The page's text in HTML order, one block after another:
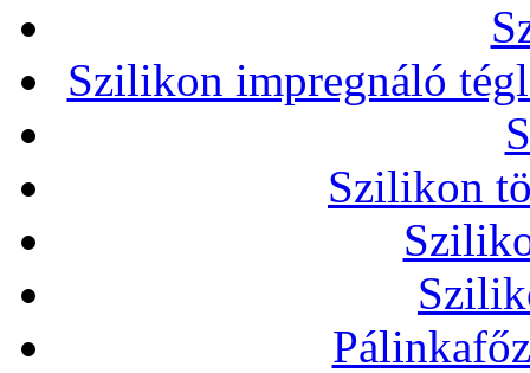
Szilikon impregnáló
Szilikon